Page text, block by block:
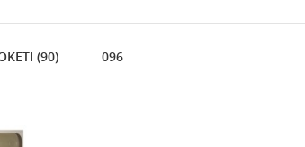
(90) 096